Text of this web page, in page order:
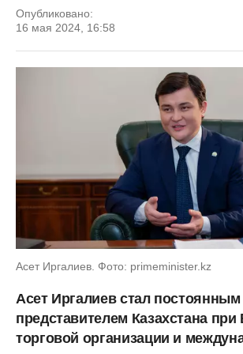
Опубликовано:
16 мая 2024, 16:58
Асет Иргалиев. Фото: primeminister.kz
Асет Иргалиев стал постоянным
представителем Казахстана
торговой организации и